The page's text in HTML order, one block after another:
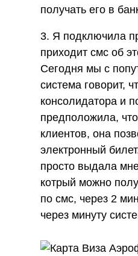
получать его в
3. Я подключила
приходит смс об
Сегодня мы с
система говорит,
консолидатора и
предположила,
клиентов, она
электронный
просто выдала
котрый можно
по смс, через 2
через минуту